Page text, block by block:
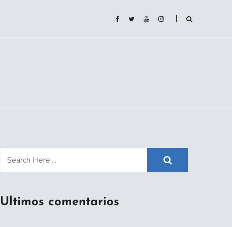
Ultimos comentarios